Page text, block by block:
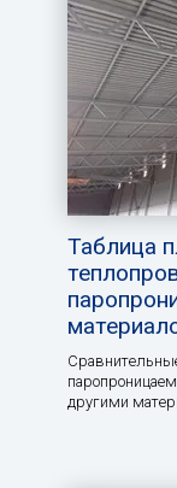
Таблица
другими